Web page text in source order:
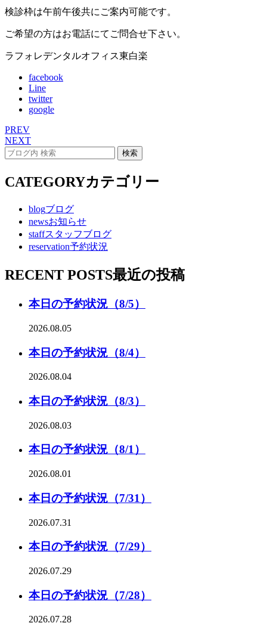
検診枠は午前午後共にご案内可能です。
ご希望の方はお電話にてご問合せ下さい。
ラフォレデンタルオフィス東白楽
facebook
Line
twitter
google
PREV
NEXT
CATEGORYカテゴリー
blogブログ
newsお知らせ
staffスタッフブログ
reservation予約状況
RECENT POSTS最近の投稿
本日の予約状況（8/5）
2026.08.05
本日の予約状況（8/4）
2026.08.04
本日の予約状況（8/3）
2026.08.03
本日の予約状況（8/1）
2026.08.01
本日の予約状況（7/31）
2026.07.31
本日の予約状況（7/29）
2026.07.29
本日の予約状況（7/28）
2026.07.28